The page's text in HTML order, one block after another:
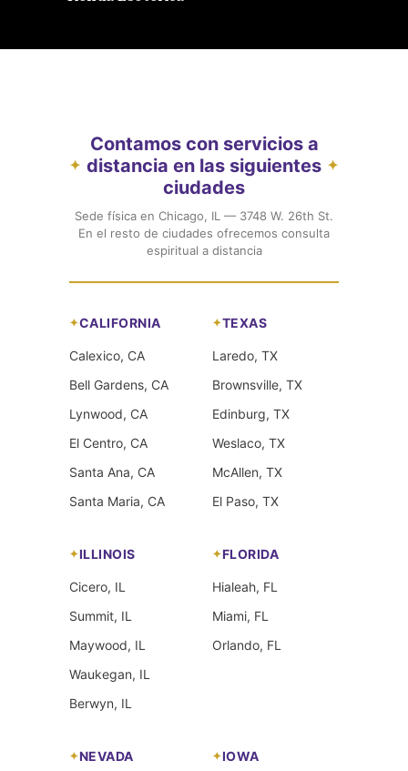
✦
Contamos con servicios a
distancia en las siguientes
ciudades
✦
Sede física en Chicago, IL — 3748 W. 26th St.
En el resto de ciudades ofrecemos consulta
espiritual a distancia
CALIFORNIA
Calexico, CA
Bell Gardens, CA
Lynwood, CA
El Centro, CA
Santa Ana, CA
Santa Maria, CA
TEXAS
Laredo, TX
Brownsville, TX
Edinburg, TX
Weslaco, TX
McAllen, TX
El Paso, TX
ILLINOIS
Cicero, IL
Summit, IL
Maywood, IL
Waukegan, IL
Berwyn, IL
FLORIDA
Hialeah, FL
Miami, FL
Orlando, FL
NEVADA IOWA